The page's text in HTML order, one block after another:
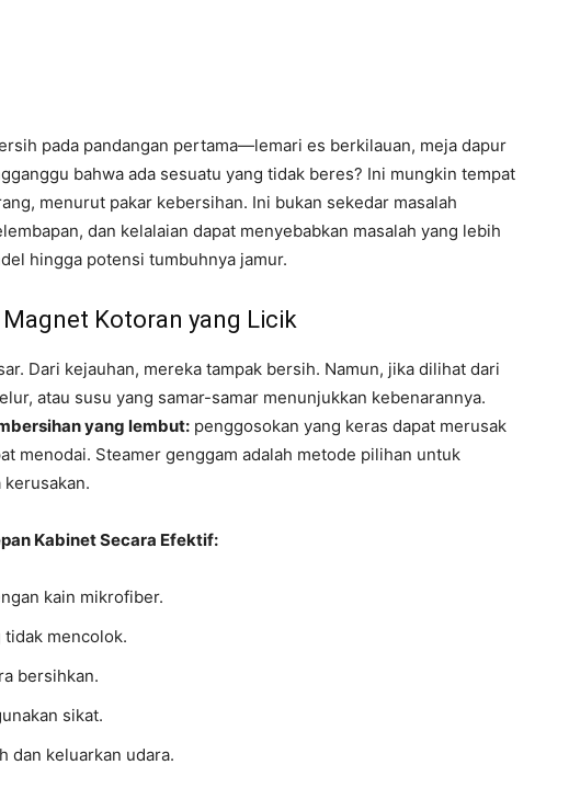
pada pandangan pertama—lemari es berkilauan, meja dapur
bahwa ada sesuatu yang tidak beres? Ini mungkin tempat
menurut pakar kebersihan. Ini bukan sekedar masalah
dan kelalaian dapat menyebabkan masalah yang lebih
hingga potensi tumbuhnya jamur.
Magnet Kotoran yang Licik
Dari kejauhan, mereka tampak bersih. Namun, jika dilihat dari
atau susu yang samar-samar menunjukkan kebenarannya.
yang lembut: penggosokan yang keras dapat merusak
menodai. Steamer genggam adalah metode pilihan untuk
Kabinet Secara Efektif:
kain mikrofiber.
tidak mencolok.
bersihkan.
sikat.
dan keluarkan udara.